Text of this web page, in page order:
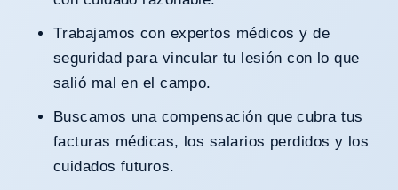
Trabajamos con expertos médicos y de
seguridad para vincular tu lesión con lo que
salió mal en el campo.
Buscamos una compensación que cubra tus
facturas médicas, los salarios perdidos y los
cuidados futuros.